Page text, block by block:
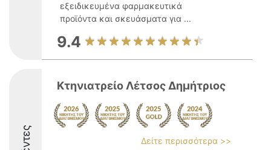
εξειδικευμένα φαρμακευτικά
προϊόντα και σκευάσματα για ...
9.4
Κτηνιατρείο Λέτσος Δημήτριος
Δείτε περισσότερα >>